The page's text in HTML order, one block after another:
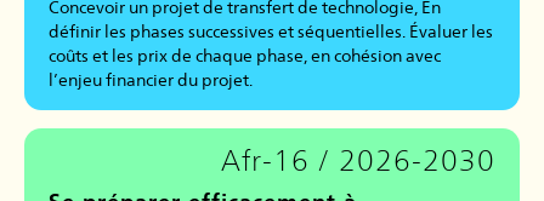
Concevoir un projet de transfert de technologie, En
définir les phases successives et séquentielles. Évaluer les
coûts et les prix de chaque phase, en cohésion avec
l’enjeu financier du projet.
Afr-16 / 2026-2030